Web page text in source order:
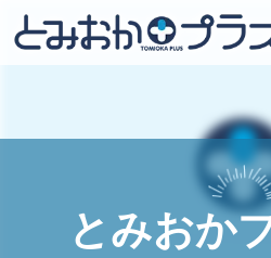
とみおか